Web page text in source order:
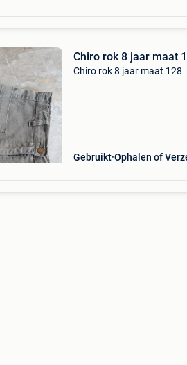
Chiro rok 8 jaar maat
Chiro rok 8 jaar maat 128
Gebruikt Ophalen of